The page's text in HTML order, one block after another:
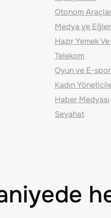
Otonom
Medya ve
Hazır Yemek
Telekom
Oyun ve E-spor
Kadın
Haber Medyası
Seyahat